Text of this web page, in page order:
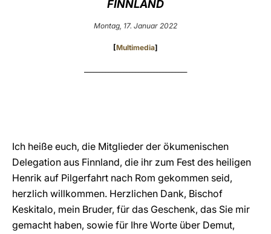
FINNLAND
Montag, 17. Januar 2022
[Multimedia]
Ich heiße euch, die Mitglieder der ökumenischen
Delegation aus Finnland, die ihr zum Fest des heiligen
Henrik auf Pilgerfahrt nach Rom gekommen seid,
herzlich willkommen. Herzlichen Dank, Bischof
Keskitalo, mein Bruder, für das Geschenk, das Sie mir
gemacht haben, sowie für Ihre Worte über Demut,